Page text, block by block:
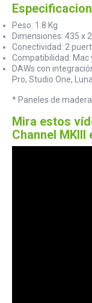
Peso: 1.8 Kg
Dimensiones: 435 x
Conectividad: 2
Compatibilidad: Mac
DAWs con
Pro, Studio One, Luna
* Paneles de
Mira estos
Channel MKIII